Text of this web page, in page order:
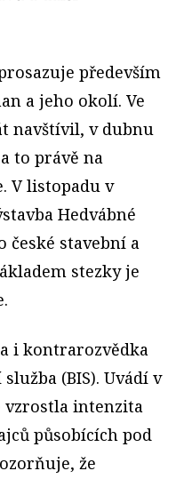
především
a jeho okolí. Ve
navštívil, v dubnu
to právě na
V listopadu v
Hedvábné
české stavební a
stezky je
i kontrarozvědka
(BIS). Uvádí v
vzrostla intenzita
působících pod
že